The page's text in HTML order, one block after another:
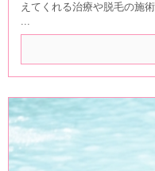
えてくれる治療や脱毛の施
...